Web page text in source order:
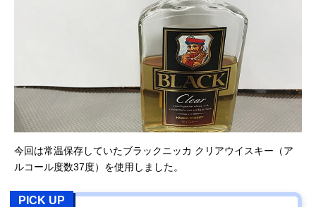
今回は常温保存していたブラックニッカ クリアウイスキー（ア
ルコール度数37度）を使用しました。
PICK UP